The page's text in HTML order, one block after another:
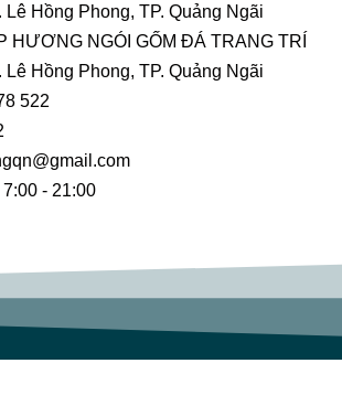
Lê Hồng Phong, TP. Quảng Ngãi
HƯƠNG NGÓI GỐM ĐÁ TRANG TRÍ
Lê Hồng Phong, TP. Quảng Ngãi
522
- 21:00